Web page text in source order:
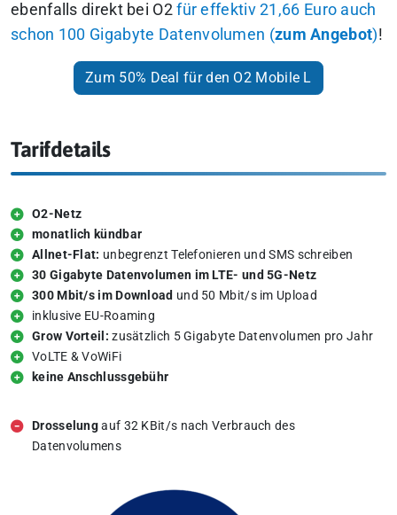
ebenfalls direkt bei O2für effektiv 21,66 Euro auch
schon 100 Gigabyte Datenvolumen (zum Angebot)!
Zum 50% Deal für den O2 Mobile L
Tarifdetails
O2-Netz
monatlich kündbar
Allnet-Flat: unbegrenzt Telefonieren und SMS schreiben
30 Gigabyte Datenvolumen im LTE- und 5G-Netz
300 Mbit/s im Download und 50 Mbit/s im Upload
inklusive EU-Roaming
Grow Vorteil: zusätzlich 5 Gigabyte Datenvolumen pro Jahr
VoLTE & VoWiFi
keine Anschlussgebühr
Drosselungauf 32 KBit/s nach Verbrauch des
Datenvolumens